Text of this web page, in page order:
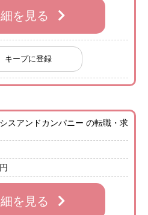
を見る
キープに登録
スアンドカンパニー の転職・求
を見る